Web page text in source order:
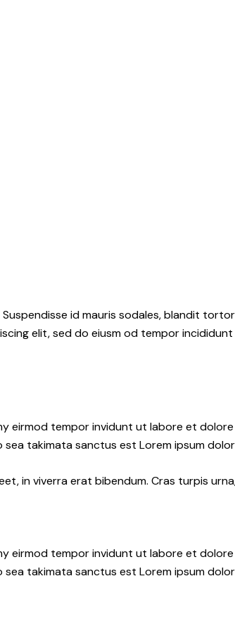
id mauris sodales, blandit
elit, sed do eiusm od tempor
eirmod tempor invidunt ut labore et
takimata sanctus est Lorem ipsum
in viverra erat bibendum. Cras turpis
eirmod tempor invidunt ut labore et
takimata sanctus est Lorem ipsum